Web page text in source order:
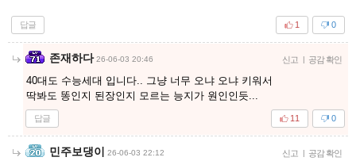
답글 0
1
존재하다 26-06-03 20:46 신고 | 공감 확인
40대도 수능세대 입니다.. 그냥 너무 오냐 오냐 키워서
딱봐도 똥인지 된장인지 모르는 능지가 원인인듯...
답글 0
11
민주보댕이 26-06-03 22:12 신고 | 공감 확인